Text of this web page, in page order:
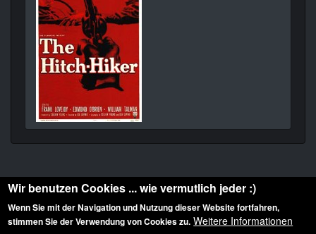
Diese Website ist urheberrechtlich geschützt: © 2010-2026 der Film Noir de. Alle
Wir benutzen Cookies ... wie vermutlich jeder :)
Wenn Sie mit der Navigation und Nutzung dieser Website fortfahren,
stimmen Sie der Verwendung von Cookies zu. Weitere Informationen